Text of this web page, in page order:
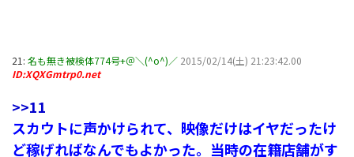
21: 名も無き被検体774号+＠＼(^o^)／ 2015/02/14(土) 21:23:42.00
ID:XQXGmtrp0.net
>>11
スカウトに声かけられて、映像だけはイヤだったけ
ど稼げればなんでもよかった。当時の在籍店舗がす